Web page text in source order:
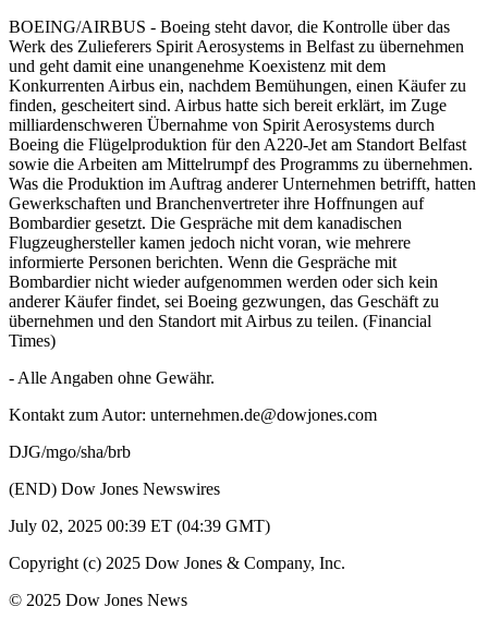
BOEING/AIRBUS - Boeing steht davor, die Kontrolle über das
Werk des Zulieferers Spirit Aerosystems in Belfast zu übernehmen
und geht damit eine unangenehme Koexistenz mit dem
Konkurrenten Airbus ein, nachdem Bemühungen, einen Käufer zu
finden, gescheitert sind. Airbus hatte sich bereit erklärt, im Zuge
milliardenschweren Übernahme von Spirit Aerosystems durch
Boeing die Flügelproduktion für den A220-Jet am Standort Belfast
sowie die Arbeiten am Mittelrumpf des Programms zu übernehmen.
Was die Produktion im Auftrag anderer Unternehmen betrifft, hatten
Gewerkschaften und Branchenvertreter ihre Hoffnungen auf
Bombardier gesetzt. Die Gespräche mit dem kanadischen
Flugzeughersteller kamen jedoch nicht voran, wie mehrere
informierte Personen berichten. Wenn die Gespräche mit
Bombardier nicht wieder aufgenommen werden oder sich kein
anderer Käufer findet, sei Boeing gezwungen, das Geschäft zu
übernehmen und den Standort mit Airbus zu teilen. (Financial
Times)
- Alle Angaben ohne Gewähr.
Kontakt zum Autor: unternehmen.de@dowjones.com
DJG/mgo/sha/brb
(END) Dow Jones Newswires
July 02, 2025 00:39 ET (04:39 GMT)
Copyright (c) 2025 Dow Jones & Company, Inc.
© 2025 Dow Jones News